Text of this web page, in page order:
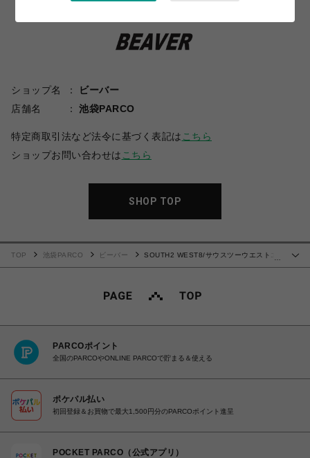
ショップ名
ビーバー
店舗名
池袋PARCO
特定商取引法など法令に基づく表記は こちら
ショップお問い合わせは こちら
SHOP TOP
TOP 池袋PARCO ビーバー
SOUTH2 WEST8/サウスツーウエストエ
PARCOポイント
全国のPARCOやONLINE PARCOで貯まる＆使える
ポケパル払い
初回登録＆お買物で最大1,500円分のPARCOポイント進呈
POCKET PARCO（公式アプリ）